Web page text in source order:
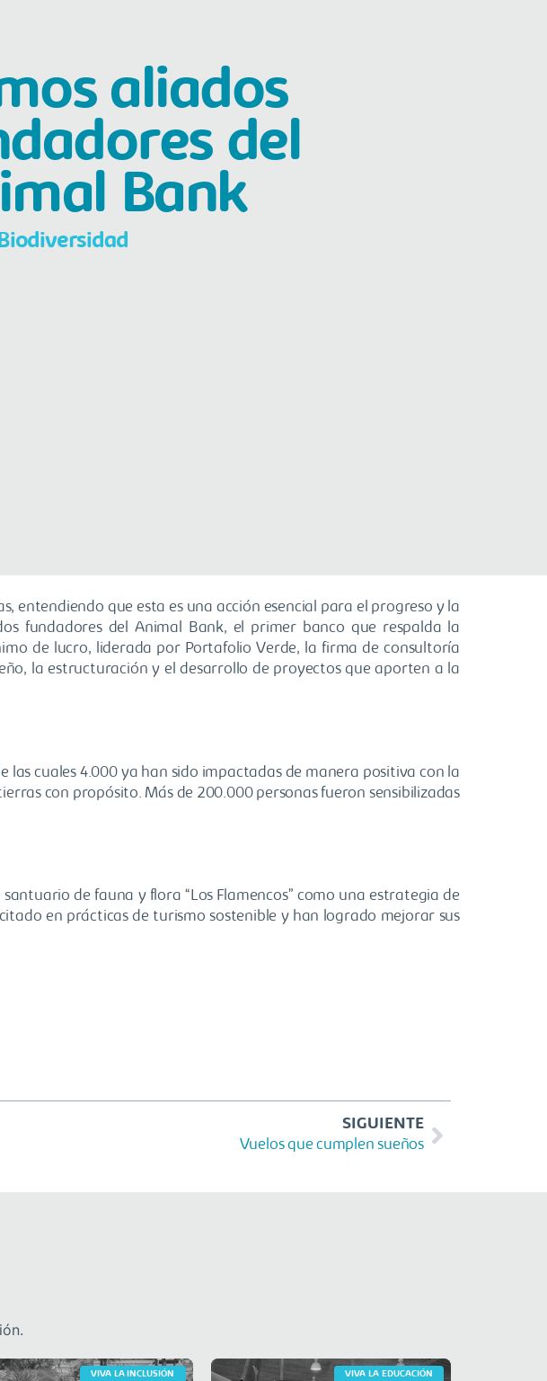
aliados
del
Bank
entendiendo que esta es una acción esencial para el progreso y la
fundadores del Animal Bank, el primer banco que respalda la
de lucro, liderada por Portafolio Verde, la firma de consultoría
la estructuración y el desarrollo de proyectos que aporten a la
cuales 4.000 ya han sido impactadas de manera positiva con la
con propósito. Más de 200.000 personas fueron sensibilizadas
de fauna y flora “Los Flamencos” como una estrategia de
en prácticas de turismo sostenible y han logrado mejorar sus
SIGUIENTE
Vuelos que cumplen sueños
VIVA LA INCLUSIÓN VIVA LA EDUCACIÓN